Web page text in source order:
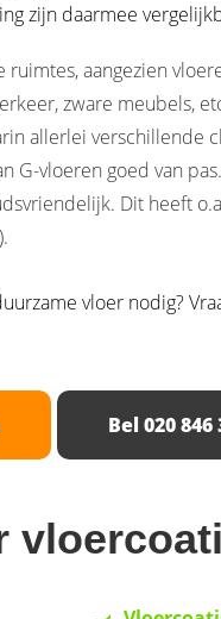
zijn daarmee
aangezien
zware meubels,
allerlei verschillende
G-vloeren goed van pas.
Dit heeft
vloer nodig?
Bel 020 846